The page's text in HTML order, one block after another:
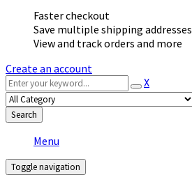
Faster checkout
Save multiple shipping addresses
View and track orders and more
Create an account
X
Search
Menu
Toggle navigation